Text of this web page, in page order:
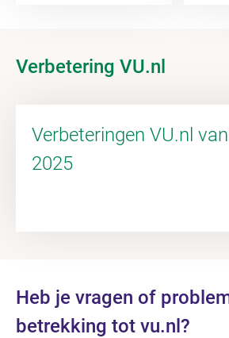
Verbetering VU.nl
Verbeteringen VU.nl
2025
Heb je vragen of
betrekking tot vu.nl?